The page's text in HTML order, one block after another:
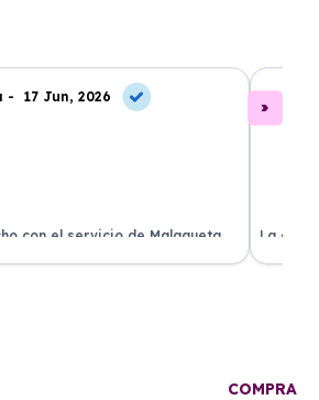
- 17 Jun, 2026
con el servicio de Malagueta
en perfectas condiciones y el
La
ha
COMPRA